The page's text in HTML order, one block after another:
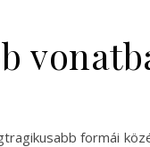
formái